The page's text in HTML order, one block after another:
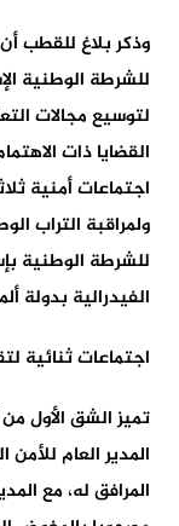
وذكر بلاغ للقطب
للشرطة الوطنية
لتوسيع مجالات
القضايا ذات
اجتماعات أمنية
ولمراقبة التراب
للشرطة الوطنية
الفيدرالية بدولة
اجتماعات ثنائية
تميز الشق الأول
المدير العام
المرافق له، مع